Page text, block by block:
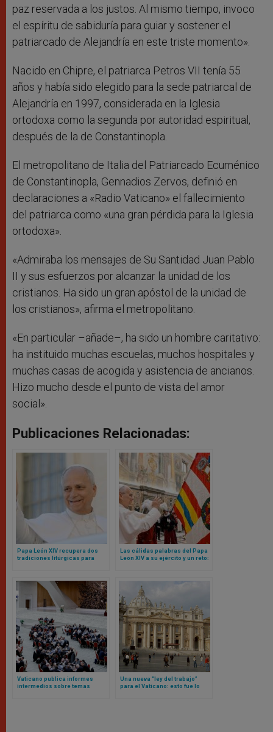
paz reservada a los justos. Al mismo tiempo, invoco
el espíritu de sabiduría para guiar y sostener el
patriarcado de Alejandría en este triste momento».
Nacido en Chipre, el patriarca Petros VII tenía 55
años y había sido elegido para la sede patriarcal de
Alejandría en 1997, considerada en la Iglesia
ortodoxa como la segunda por autoridad espiritual,
después de la de Constantinopla.
El metropolitano de Italia del Patriarcado Ecuménico
de Constantinopla, Gennadios Zervos, definió en
declaraciones a «Radio Vaticano» el fallecimiento
del patriarca como «una gran pérdida para la Iglesia
ortodoxa».
«Admiraba los mensajes de Su Santidad Juan Pablo
II y sus esfuerzos por alcanzar la unidad de los
cristianos. Ha sido un gran apóstol de la unidad de
los cristianos», afirma el metropolitano.
«En particular –añade–, ha sido un hombre caritativo:
ha instituido muchas escuelas, muchos hospitales y
muchas casas de acogida y asistencia de ancianos.
Hizo mucho desde el punto de vista del amor
social».
Publicaciones Relacionadas:
Papa León XIV recupera dos
tradiciones litúrgicas para
Las cálidas palabras del Papa
León XIV a su ejército y un reto:
Vaticano publica informes
intermedios sobre temas
Una nueva “ley del trabajo”
para el Vaticano: esto fue lo